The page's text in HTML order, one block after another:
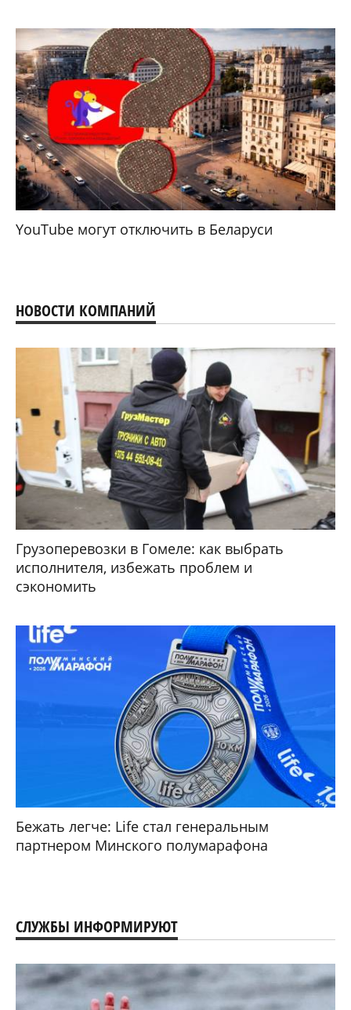
YouTube могут отключить в Беларуси
НОВОСТИ КОМПАНИЙ
Грузоперевозки в Гомеле: как выбрать
исполнителя, избежать проблем и
сэкономить
Бежать легче: Life стал генеральным
партнером Минского полумарафона
СЛУЖБЫ ИНФОРМИРУЮТ